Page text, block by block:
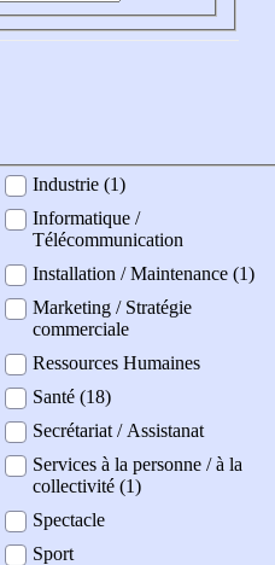
Industrie (1)
Informatique /
Télécommunication
Installation / Maintenance (1)
Marketing / Stratégie
commerciale
Ressources Humaines
Santé (18)
Secrétariat / Assistanat
Services à la personne / à la
collectivité (1)
Spectacle
Sport